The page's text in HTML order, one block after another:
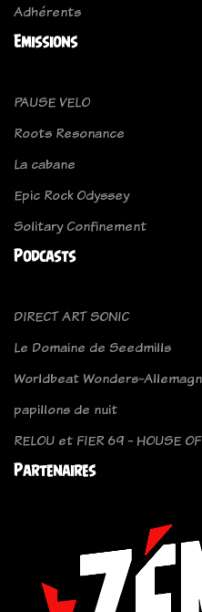
Adhérents
Emissions
PAUSE VELO
Roots Resonance
La cabane
Epic Rock Odyssey
Solitary Confinement
Podcasts
DIRECT ART SONIC
Le Domaine de Seedmills
Worldbeat Wonders-
papillons de nuit
RELOU et FIER 69 - HOUSE
Partenaires